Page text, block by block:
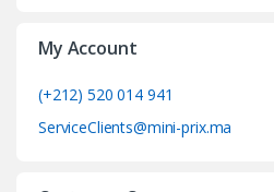
My Account
(+212) 520 014 941
ServiceClients@mini-prix.ma